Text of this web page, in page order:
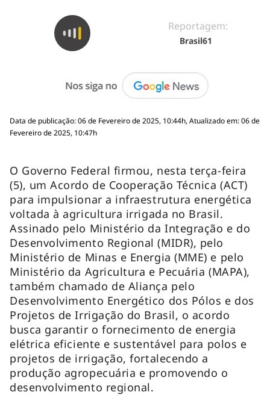
Reportagem:
Brasil61
Data de publicação: 06 de Fevereiro de 2025, 10:44h, Atualizado em: 06 de
Fevereiro de 2025, 10:47h
O Governo Federal firmou, nesta terça-feira
(5), um Acordo de Cooperação Técnica (ACT)
para impulsionar a infraestrutura energética
voltada à agricultura irrigada no Brasil.
Assinado pelo Ministério da Integração e do
Desenvolvimento Regional (MIDR), pelo
Ministério de Minas e Energia (MME) e pelo
Ministério da Agricultura e Pecuária (MAPA),
também chamado de Aliança pelo
Desenvolvimento Energético dos Pólos e dos
Projetos de Irrigação do Brasil, o acordo
busca garantir o fornecimento de energia
elétrica eficiente e sustentável para polos e
projetos de irrigação, fortalecendo a
produção agropecuária e promovendo o
desenvolvimento regional.